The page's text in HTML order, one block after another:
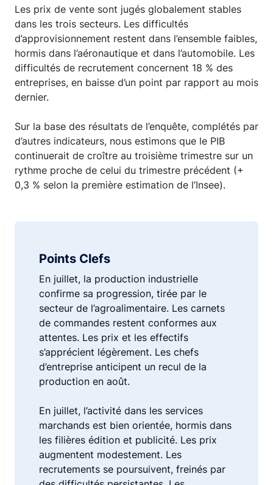
Les prix de vente sont jugés globalement stables
dans les trois secteurs. Les difficultés
d’approvisionnement restent dans l’ensemble faibles,
hormis dans l’aéronautique et dans l’automobile. Les
difficultés de recrutement concernent 18 % des
entreprises, en baisse d’un point par rapport au mois
dernier.
Sur la base des résultats de l’enquête, complétés par
d’autres indicateurs, nous estimons que le PIB
continuerait de croître au troisième trimestre sur un
rythme proche de celui du trimestre précédent (+
0,3 % selon la première estimation de l’Insee).
Points Clefs
En juillet, la production industrielle
confirme sa progression, tirée par le
secteur de l’agroalimentaire. Les carnets
de commandes restent conformes aux
attentes. Les prix et les effectifs
s’apprécient légèrement. Les chefs
d’entreprise anticipent un recul de la
production en août.
En juillet, l’activité dans les services
marchands est bien orientée, hormis dans
les filières édition et publicité. Les prix
augmentent modestement. Les
recrutements se poursuivent, freinés par